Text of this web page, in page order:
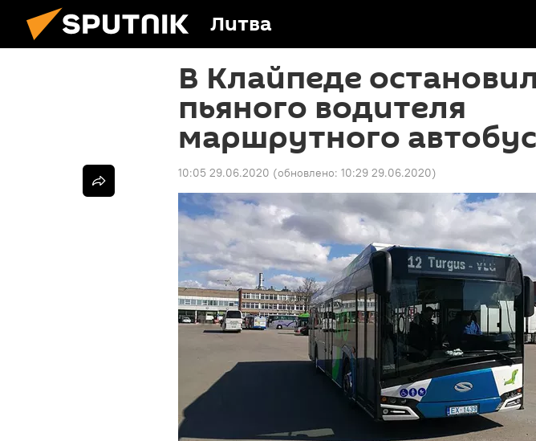
Литва
В Клайпеде
пьяного водителя
маршрутного
10:05 29.06.2020 (обновлено: 10:29 29.06.2020)